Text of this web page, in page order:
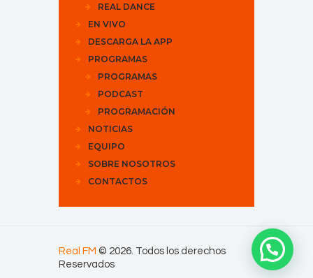
REAL DANCE
EN VIVO
DESCARGA LA APP
PROGRAMAS
PROGRAMAS
PODCAST
PROGRAMACIÓN
NOTICIAS
EQUIPO
SOBRE NOSOTROS
CONTACTOS
Real FM © 2026. Todos los derechos
Reservados